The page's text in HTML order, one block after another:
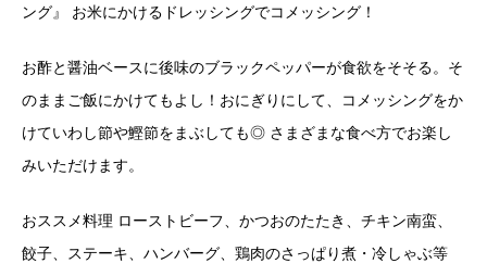
ング』 お米にかけるドレッシングでコメッシング！
お酢と醤油ベースに後味のブラックペッパーが食欲をそそる。そ
のままご飯にかけてもよし！おにぎりにして、コメッシングをか
けていわし節や鰹節をまぶしても◎ さまざまな食べ方でお楽し
みいただけます。
おススメ料理 ローストビーフ、かつおのたたき、チキン南蛮、
餃子、ステーキ、ハンバーグ、鶏肉のさっぱり煮・冷しゃぶ等